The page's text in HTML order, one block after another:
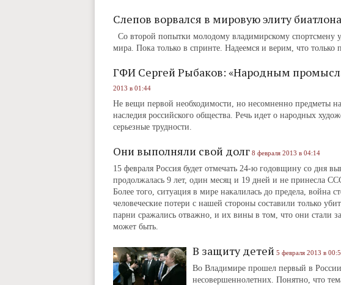
Слепов ворвался в мировую элиту биатлона
Со второй попытки молодому владимирскому спортсмену
мира. Пока только в спринте. Надеемся и верим, что только
ГФИ Сергей Рыбаков: «Народным
2013 в 01:44
Не вещи первой необходимости, но несомненно предметы
наследия российского общества. Речь идет о народных
серьезные трудности.
Они выполняли свой долг 8 февраля 2013 в 04:14
15 февраля Россия будет отмечать 24-ю годовщину со дня
продолжалась 9 лет, один месяц и 19 дней и не принесла
Более того, ситуация в мире накалилась до предела, война
человеческие потери с нашей стороны составили только
парни сражались отважно, и их вины в том, что они стали
может быть.
В защиту детей 5 февраля 2013 в
Во Владимире прошел первый в
несовершеннолетних. Понятно, что